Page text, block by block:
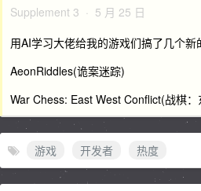
Supplement 3 · 5 月 25 日
用AI学习大佬给我的游戏们搞了几个新
AeonRiddles(诡案迷踪)
War Chess: East West Conflict(战棋
游戏 开发者 热度